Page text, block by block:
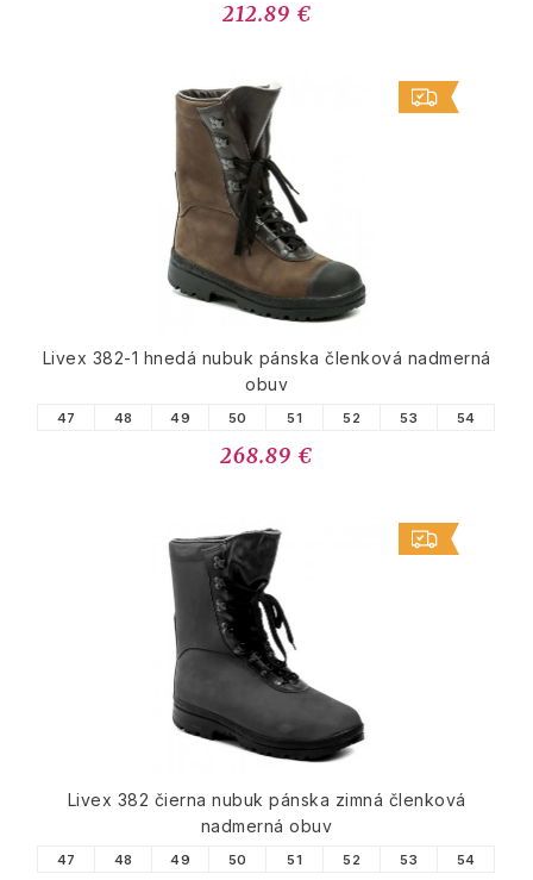
212.89 €
Livex 382-1 hnedá nubuk pánska členková nadmerná
obuv
47 48 49 50 51 52 53 54
268.89 €
Livex 382 čierna nubuk pánska zimná členková
nadmerná obuv
47 48 49 50 51 52 53 54